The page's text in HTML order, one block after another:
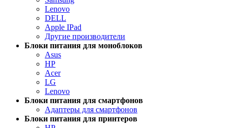
Lenovo
DELL
Apple IPad
Другие производители
Блоки питания для моноблоков
Asus
HP
Acer
LG
Lenovo
Блоки питания для смартфонов
Адаптеры для смартфонов
Блоки питания для принтеров